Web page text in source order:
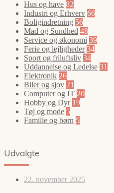
Hus og have 82
Industri og Erhverv 66
Boligindretning 56
Mad og Sundhed 48
Service og økonomi 39
Ferie og lejligheder 34
Sport og friluftsliv 34
Uddannelse og Ledelse 31
Elektronik 26
Biler og sjov 21
Computer og IT 20
Hobby og Dyr 19
Tøj og mode 5
Familie og børn 5
Udvalgte
22. november 2025